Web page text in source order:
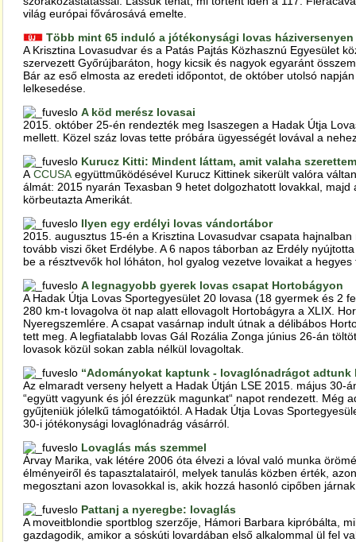
világ európai fővárosává emelte.
Több mint 65 induló a jótékonysági lovas háziversenyen
A Krisztina Lovasudvar és a Patás Pajtás Közhasznú Egyesület
szervezett Győrújbaráton, hogy kicsik és nagyok egyaránt
Bár az eső elmosta az eredeti időpontot, de október utolsó
lelkesedése.
A köd merész lovasai
2015. október 25-én rendezték meg Isaszegen a Hadak Útja
mellett. Közel száz lovas tette próbára ügyességét lovával a
Kurucz Kitti: Mindent láttam, amit valaha
A CCUSA együttműködésével Kurucz Kittinek sikerült valóra
álmát: 2015 nyarán Texasban 9 hetet dolgozhatott lovakkal, majd
körbeutazta Amerikát.
Ilyen egy erdélyi lovas vándortábor
2015. augusztus 15-én a Krisztina Lovasudvar csapata
tovább viszi őket Erdélybe. A 6 napos táborban az Erdély
be a résztvevők hol lóháton, hol gyalog vezetve lovaikat a hegyes
A legnagyobb gyerek lovas csapat Hortobágyon
A Hadak Útja Lovas Sportegyesület 20 lovasa (18 gyermek és 2
280 km-t lovagolva öt nap alatt ellovagolt Hortobágyra a XLIX.
Nyeregszemlére. A csapat vasárnap indult útnak a délibábos
tett meg. A legfiatalabb lovas Gál Rozália Zonga június 26-án
lovasok közül sokan zabla nélkül lovagoltak.
“Adományokat kaptunk - lovaglónadrágot adtunk
Az elmaradt verseny helyett a Hadak Útján LSE 2015. május 30-
“együtt vagyunk és jól érezzük magunkat“ napot rendezett. Még
gyűjteniük jólelkű támogatóiktól. A Hadak Útja Lovas
30-i jótékonysági lovaglónadrág vásárról.
Lovaglás más szemmel
Árvay Marika, vak létére 2006 óta élvezi a lóval való munka
élményeiről és tapasztalatairól, melyek tanulás közben érték,
megosztani azon lovasokkal is, akik hozzá hasonló cipőben
Pattanj a nyeregbe: lovaglás
A moveitblondie sportblog szerzője, Hámori Barbara kipróbálta,
gazdagodik, amikor a sóskúti lovardában első alkalommal ül fel